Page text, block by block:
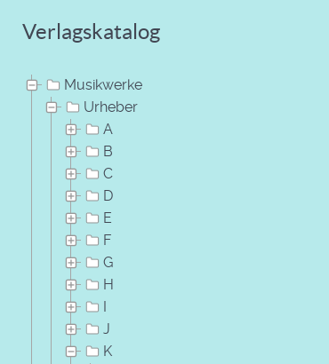
Verlagskatalog
Musikwerke
Urheber
A
B
C
D
E
F
G
H
I
J
K